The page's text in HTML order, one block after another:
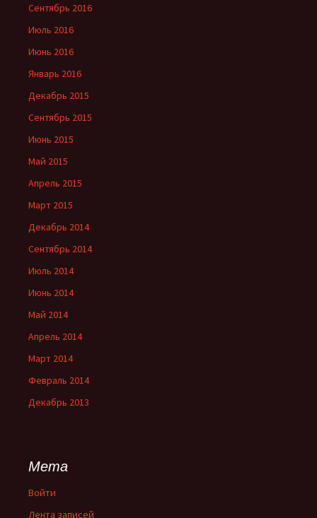
Сентябрь 2016
Июль 2016
Июнь 2016
Январь 2016
Декабрь 2015
Сентябрь 2015
Июнь 2015
Май 2015
Апрель 2015
Март 2015
Декабрь 2014
Сентябрь 2014
Июль 2014
Июнь 2014
Май 2014
Апрель 2014
Март 2014
Февраль 2014
Декабрь 2013
Мета
Войти
Лента записей